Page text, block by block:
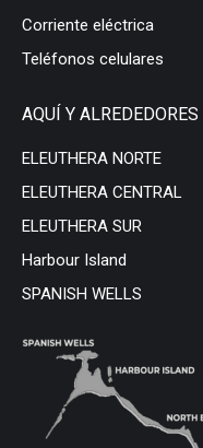
Corriente eléctrica
Teléfonos celulares
AQUÍ Y ALREDEDORES
ELEUTHERA NORTE
ELEUTHERA CENTRAL
ELEUTHERA SUR
Harbour Island
SPANISH WELLS